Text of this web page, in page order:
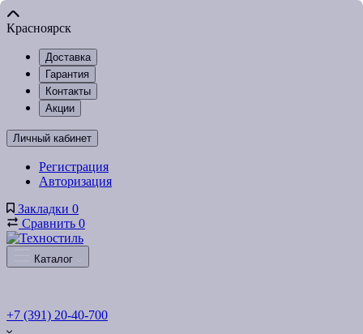
Красноярск
Доставка
Гарантия
Контакты
Акции
Личный кабинет
Регистрация
Авторизация
Закладки 0
Сравнить 0
Каталог
+7 (391) 20-40-700